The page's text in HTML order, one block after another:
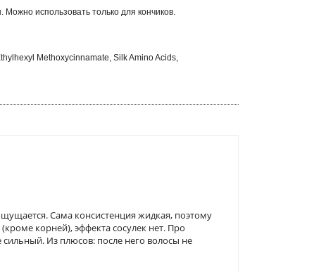
использовать только для кончиков.
Methoxycinnamate, Silk Amino Acids,
Сама консистенция жидкая, поэтому
корней), эффекта сосулек нет. Про
сильный. Из плюсов: после него волосы не